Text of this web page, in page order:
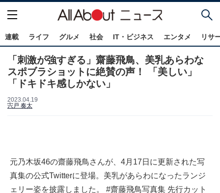
連載 ライフ グルメ 社会 IT・ビジネス エンタメ リサ
「刺激が強すぎる」齋藤飛鳥、美乳あらわな
スポブラショットに絶賛の声！ 「美しい」
「ドキドキ感しかない」
2023.04.19
宍戸 奏太
元乃木坂46の齋藤飛鳥さんが、4月17日に更新された写
真集の公式Twitterに登場。美乳があらわになったランジ
ェリー姿を披露しました。 #齋藤飛鳥写真集 先行カット